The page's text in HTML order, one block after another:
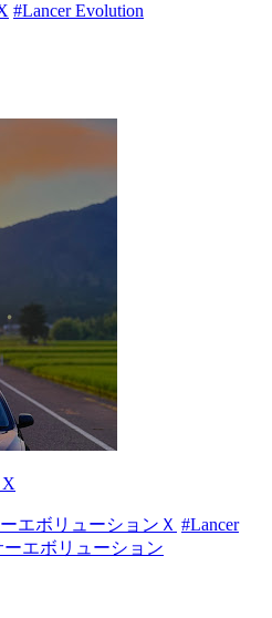
#Lancer Evolution
エボリューションＸ #Lancer
ーエボリューション